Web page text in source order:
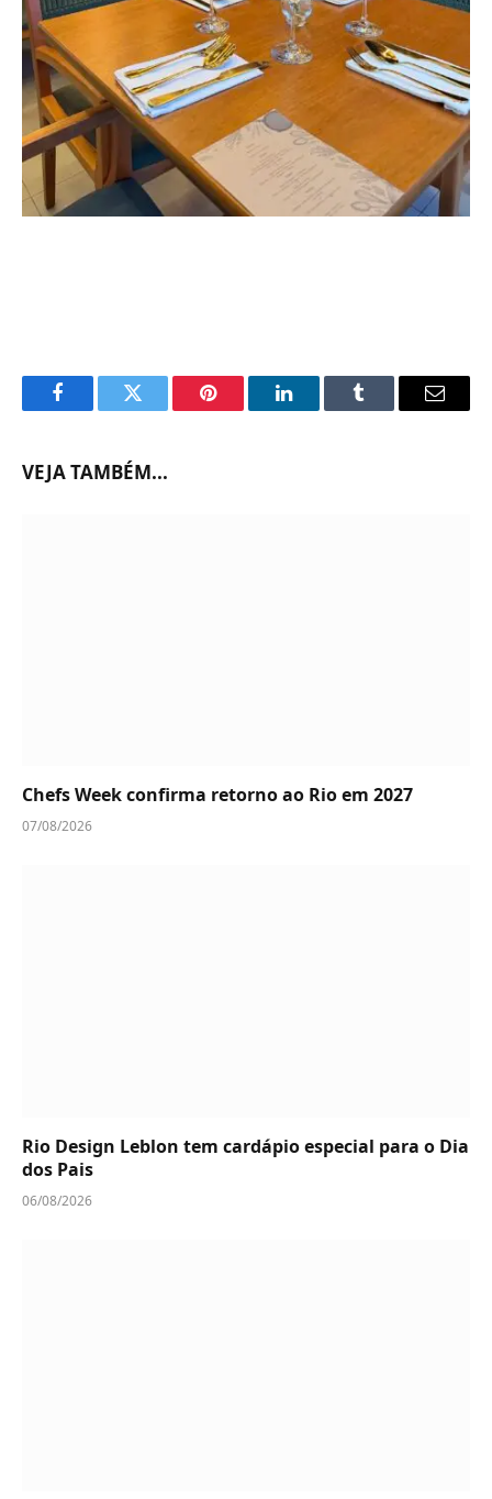
FacebookTwitter Pinterest LinkedInTumblr Email
VEJA TAMBÉM...
Chefs Week confirma retorno ao Rio em 2027
07/08/2026
Rio Design Leblon tem cardápio especial para o Dia
dos Pais
06/08/2026